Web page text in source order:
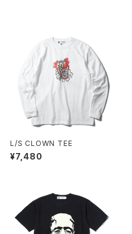
L/S CLOWN TEE
¥7,480